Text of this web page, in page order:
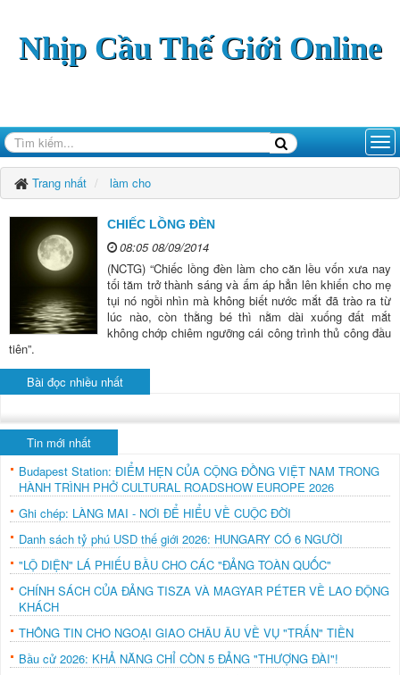
Nhịp Cầu Thế Giới Online
Trang nhất làm cho
CHIẾC LỒNG ĐÈN
08:05 08/09/2014
(NCTG) “Chiếc lồng đèn làm cho căn lều vốn xưa nay
tối tăm trở thành sáng và ấm áp hẳn lên khiến cho mẹ
tụi nó ngồi nhìn mà không biết nước mắt đã trào ra từ
lúc nào, còn thằng bé thì nằm dài xuống đất mắt
không chớp chiêm ngưỡng cái công trình thủ công đầu
tiên”.
Bài đọc nhiều nhất
Tin mới nhất
Budapest Station: ĐIỂM HẸN CỦA CỘNG ĐỒNG VIỆT NAM TRONG
HÀNH TRÌNH PHỞ CULTURAL ROADSHOW EUROPE 2026
Ghi chép: LÀNG MAI - NƠI ĐỂ HIỂU VỀ CUỘC ĐỜI
Danh sách tỷ phú USD thế giới 2026: HUNGARY CÓ 6 NGƯỜI
"LỘ DIỆN" LÁ PHIẾU BẦU CHO CÁC "ĐẢNG TOÀN QUỐC"
CHÍNH SÁCH CỦA ĐẢNG TISZA VÀ MAGYAR PÉTER VỀ LAO ĐỘNG
KHÁCH
THÔNG TIN CHO NGOẠI GIAO CHÂU ÂU VỀ VỤ "TRẤN" TIỀN
Bầu cử 2026: KHẢ NĂNG CHỈ CÒN 5 ĐẢNG "THƯỢNG ĐÀI"!